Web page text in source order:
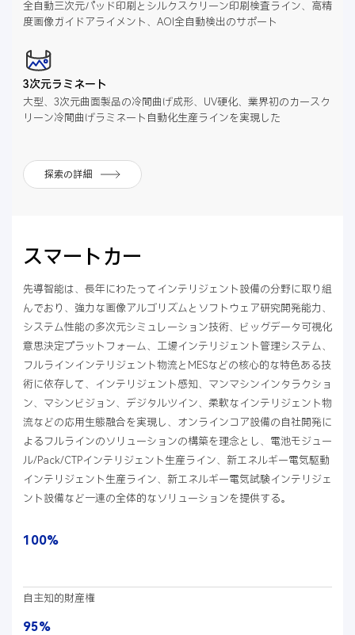
全自動三次元パッド印刷とシルクスクリーン印刷検査ライン、高精
度画像ガイドアライメント、AOI全自動検出のサポート
3次元ラミネート
大型、3次元曲面製品の冷間曲げ成形、UV硬化、業界初のカースク
リーン冷間曲げラミネート自動化生産ラインを実現した
探索の詳細
スマートカー
先導智能は、長年にわたってインテリジェント設備の分野に取り組
んでおり、強力な画像アルゴリズムとソフトウェア研究開発能力、
システム性能の多次元シミュレーション技術、ビッグデータ可視化
意思決定プラットフォーム、工場インテリジェント管理システム、
フルラインインテリジェント物流とMESなどの核心的な特色ある技
術に依存して、インテリジェント感知、マンマシンインタラクショ
ン、マシンビジョン、デジタルツイン、柔軟なインテリジェント物
流などの応用生態融合を実現し、オンラインコア設備の自社開発に
よるフルラインのソリューションの構築を理念とし、電池モジュー
ル/Pack/CTPインテリジェント生産ライン、新エネルギー電気駆動
インテリジェント生産ライン、新エネルギー電気試験インテリジェ
ント設備など一連の全体的なソリューションを提供する。
100%
自主知的財産権
95%